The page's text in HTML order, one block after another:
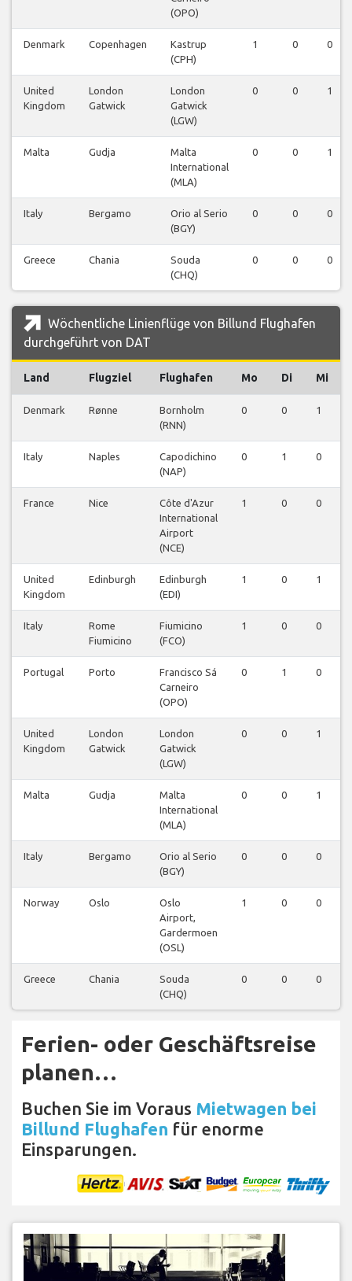
(OPO)
Denmark Copenhagen
Kastrup
(CPH)
1 0 0
United
Kingdom
London
Gatwick
London
Gatwick
(LGW)
0 0 1
Malta Gudja
Malta
International
(MLA)
0 0 1
Italy Bergamo
Orio al Serio
(BGY)
0 0 0
Greece Chania
Souda
(CHQ)
0 0 0
Wöchentliche Linienflüge von Billund Flughafen
durchgeführt von DAT
Land Flugziel Flughafen Mo Di Mi
Denmark Rønne
Bornholm
(RNN)
0 0 1
Italy Naples
Capodichino
(NAP)
0 1 0
France Nice
Côte d'Azur
International
Airport
(NCE)
1 0 0
United
Kingdom
Edinburgh
Edinburgh
(EDI)
1 0 1
Italy
Rome
Fiumicino
Fiumicino
(FCO)
1 0 0
Portugal Porto
Francisco Sá
Carneiro
(OPO)
0 1 0
United
Kingdom
London
Gatwick
London
Gatwick
(LGW)
0 0 1
Malta Gudja
Malta
International
(MLA)
0 0 1
Italy Bergamo
Orio al Serio
(BGY)
0 0 0
Norway Oslo
Oslo
Airport,
Gardermoen
(OSL)
1 0 0
Greece Chania
Souda
(CHQ)
0 0 0
Ferien- oder Geschäftsreise
planen…
Buchen Sie im Voraus Mietwagen bei
Billund Flughafen für enorme
Einsparungen.